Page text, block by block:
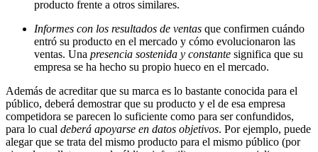
producto frente a otros similares.
Informes con los resultados de ventas que confirmen cuándo
entró su producto en el mercado y cómo evolucionaron las
ventas. Una presencia sostenida y constante significa que su
empresa se ha hecho su propio hueco en el mercado.
Además de acreditar que su marca es lo bastante conocida para el
público, deberá demostrar que su producto y el de esa empresa
competidora se parecen lo suficiente como para ser confundidos,
para lo cual deberá apoyarse en datos objetivos. Por ejemplo, puede
alegar que se trata del mismo producto para el mismo público (por